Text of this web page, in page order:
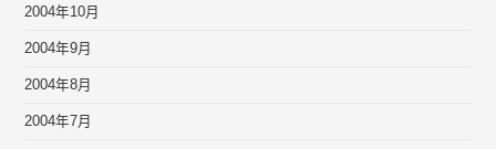
2004年10月
2004年9月
2004年8月
2004年7月